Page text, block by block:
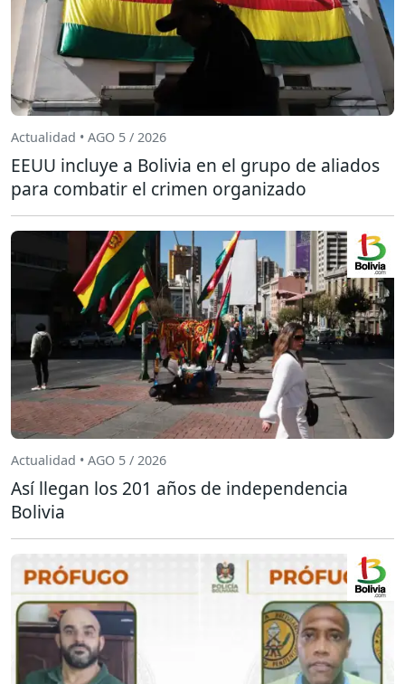
Actualidad • AGO 5 / 2026
EEUU incluye a Bolivia en el grupo de aliados
para combatir el crimen organizado
Actualidad • AGO 5 / 2026
Así llegan los 201 años de independencia
Bolivia